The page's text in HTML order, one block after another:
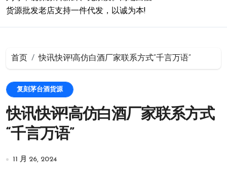
货源批发老店支持一件代发，以诚为本!
首页 快讯快评!高仿白酒厂家联系方式“千言万语”
复刻茅台酒货源
快讯快评!高仿白酒厂家联系方式
“千言万语”
11 月 26, 2024